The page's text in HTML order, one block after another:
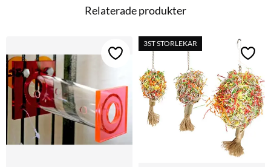
o
o
Relaterade produkter
Lägg till i favoriter
3ST STORLEKAR
Lägg